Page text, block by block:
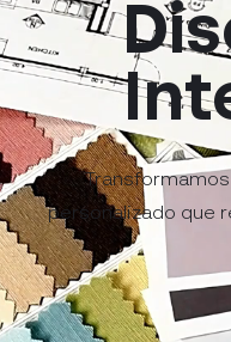
personalizado que